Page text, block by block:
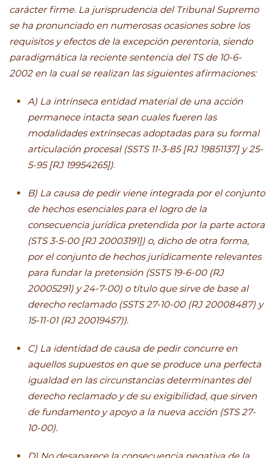
carácter firme. La jurisprudencia del Tribunal Supremo
se ha pronunciado en numerosas ocasiones sobre los
requisitos y efectos de la excepción perentoria, siendo
paradigmática la reciente sentencia del TS de 10-6-
2002 en la cual se realizan las siguientes afirmaciones:
A) La intrínseca entidad material de una acción
permanece intacta sean cuales fueren las
modalidades extrínsecas adoptadas para su formal
articulación procesal (SSTS 11-3-85 [RJ 19851137] y 25-
5-95 [RJ 19954265]).
B) La causa de pedir viene integrada por el conjunto
de hechos esenciales para el logro de la
consecuencia jurídica pretendida por la parte actora
(STS 3-5-00 [RJ 20003191]) o, dicho de otra forma,
por el conjunto de hechos jurídicamente relevantes
para fundar la pretensión (SSTS 19-6-00 (RJ
20005291) y 24-7-00) o título que sirve de base al
derecho reclamado (SSTS 27-10-00 (RJ 20008487) y
15-11-01 (RJ 20019457)).
C) La identidad de causa de pedir concurre en
aquellos supuestos en que se produce una perfecta
igualdad en las circunstancias determinantes del
derecho reclamado y de su exigibilidad, que sirven
de fundamento y apoyo a la nueva acción (STS 27-
10-00).
D) No desaparece la consecuencia negativa de la